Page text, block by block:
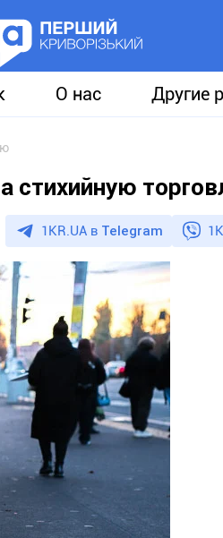
О нас Другие
стихийную
1KR.UA в Telegram